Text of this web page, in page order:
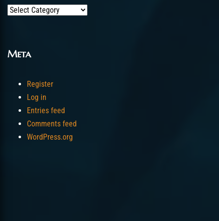
Categories
Meta
Register
Log in
Entries feed
Comments feed
WordPress.org